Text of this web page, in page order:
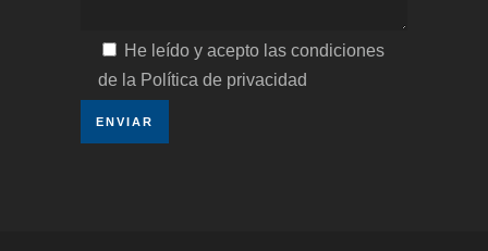
He leído y acepto las condiciones
de la Política de privacidad